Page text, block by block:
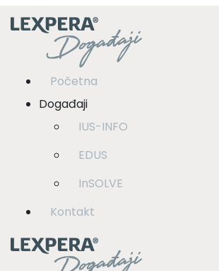
Početna
Događaji
IUS-INFO
EDUS
InSOLVE
Kontakt